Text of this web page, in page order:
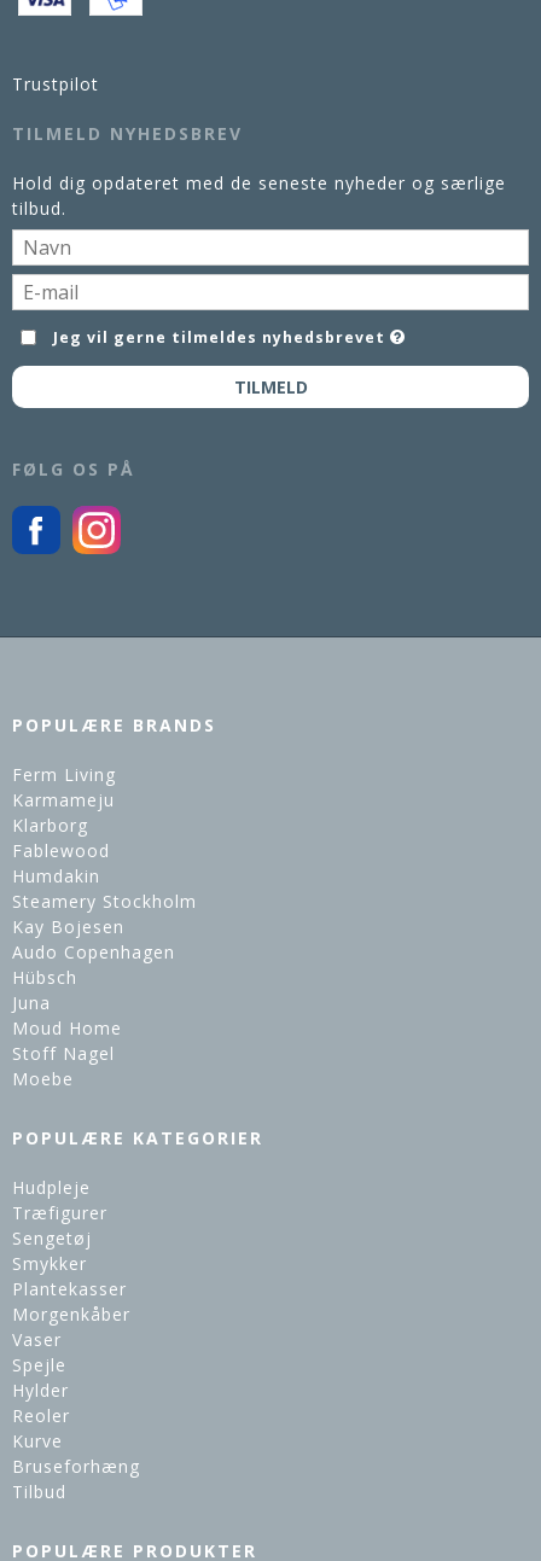
Trustpilot
TILMELD NYHEDSBREV
Hold dig opdateret med de seneste nyheder og særlige
tilbud.
Jeg vil gerne tilmeldes nyhedsbrevet
TILMELD
FØLG OS PÅ
POPULÆRE BRANDS
Ferm Living
Karmameju
Klarborg
Fablewood
Humdakin
Steamery Stockholm
Kay Bojesen
Audo Copenhagen
Hübsch
Juna
Moud Home
Stoff Nagel
Moebe
POPULÆRE KATEGORIER
Hudpleje
Træfigurer
Sengetøj
Smykker
Plantekasser
Morgenkåber
Vaser
Spejle
Hylder
Reoler
Kurve
Bruseforhæng
Tilbud
POPULÆRE PRODUKTER